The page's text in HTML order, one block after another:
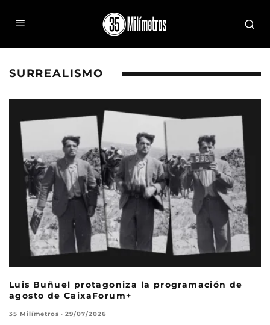
SURREALISMO
Luis Buñuel protagoniza la programación de
agosto de CaixaForum+
35 Milímetros · 29/07/2026